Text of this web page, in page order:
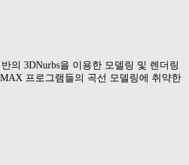
의 3DNurbs을 이용한 모델링 및 렌더링
프로그램들의 곡선 모델링에 취약한